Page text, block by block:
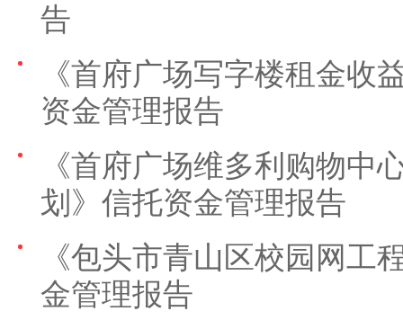
告
《首府广场写字楼租金收
资金管理报告
《首府广场维多利购物中
划》信托资金管理报告
《包头市青山区校园网工
金管理报告